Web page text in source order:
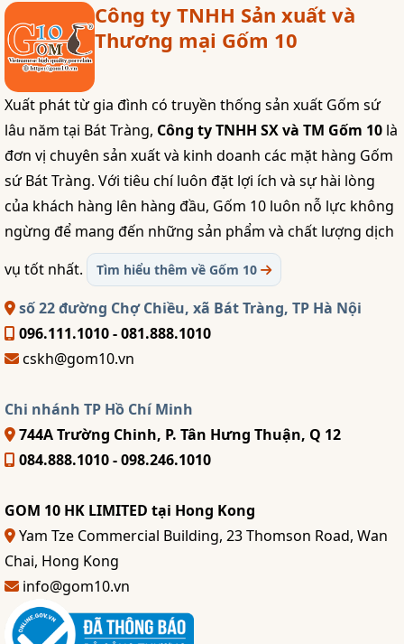
Công ty TNHH Sản xuất và
Thương mại Gốm 10
Xuất phát từ gia đình có truyền thống sản xuất Gốm sứ
lâu năm tại Bát Tràng, Công ty TNHH SX và TM Gốm 10 là
đơn vị chuyên sản xuất và kinh doanh các mặt hàng Gốm
sứ Bát Tràng. Với tiêu chí luôn đặt lợi ích và sự hài lòng
của khách hàng lên hàng đầu, Gốm 10 luôn nỗ lực không
ngừng để mang đến những sản phẩm và chất lượng dịch
vụ tốt nhất.
Tìm hiểu thêm về Gốm 10
số 22 đường Chợ Chiều, xã Bát Tràng, TP Hà Nội
096.111.1010 - 081.888.1010
cskh@gom10.vn
Chi nhánh TP Hồ Chí Minh
744A Trường Chinh, P. Tân Hưng Thuận, Q 12
084.888.1010 - 098.246.1010
GOM 10 HK LIMITED tại Hong Kong
Yam Tze Commercial Building, 23 Thomson Road, Wan
Chai, Hong Kong
info@gom10.vn